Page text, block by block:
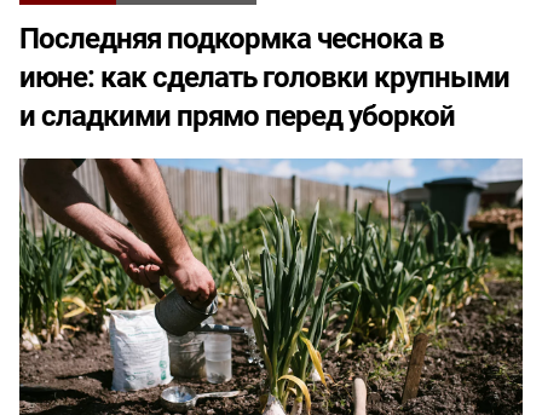
Последняя подкормка чеснока в
июне: как сделать головки крупными
и сладкими прямо перед уборкой